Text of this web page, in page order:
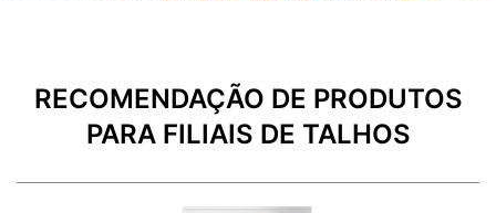
RECOMENDAÇÃO DE PRODUTOS
PARA FILIAIS DE TALHOS